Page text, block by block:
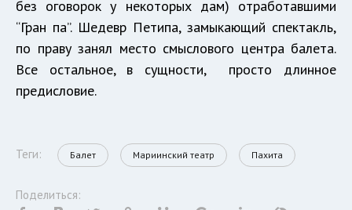
без оговорок у некоторых дам) отработавшими
“Гран па”. Шедевр Петипа, замыкающий спектакль,
по праву занял место смыслового центра балета.
Все остальное, в сущности, просто длинное
предисловие.
Теги: Балет Мариинский театр Пахита
Поделиться: